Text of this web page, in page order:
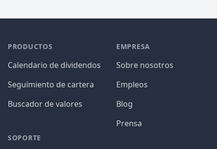
PRODUCTOS
Calendario de dividendos
Seguimiento de cartera
Buscador de valores
SOPORTE
EMPRESA
Sobre nosotros
Empleos
Blog
Prensa